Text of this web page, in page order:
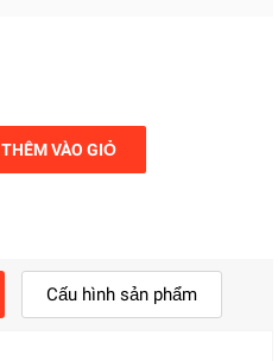
THÊM VÀO GIỎ
Cấu hình sản phẩm